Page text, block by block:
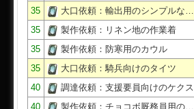
35
大口依頼：輸出用のシンプルな…
35
製作依頼：リネン地の作業着
35
製作依頼：防寒用のカウル
35
大口依頼：騎兵向けのタイツ
40
調達依頼：支援要員向けのケクス
40
製作依頼：チョコボ厩務員用の…